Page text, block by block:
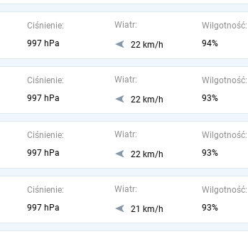
Ciśnienie:
997 hPa
Wiatr:
22 km/h
Wilgotność:
94%
Ciśnienie:
997 hPa
Wiatr:
22 km/h
Wilgotność:
93%
Ciśnienie:
997 hPa
Wiatr:
22 km/h
Wilgotność:
93%
Ciśnienie:
997 hPa
Wiatr:
21 km/h
Wilgotność:
93%